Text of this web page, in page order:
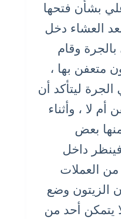
بشأن فتحها
العشاء دخل
بالجرة وقام
متعفن بها ،
ليتأكد أن
أم لا ، وأثناء
بعض
فينظر داخل
من العملات
الزيتون وضع
يتمكن أحد من